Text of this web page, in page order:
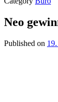
Neo
Published on